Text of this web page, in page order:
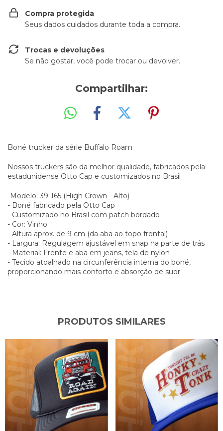
Compra protegida
Seus dados cuidados durante toda a compra.
Trocas e devoluções
Se não gostar, você pode trocar ou devolver.
Compartilhar:
Boné trucker da série Buffalo Roam
Nossos truckers são da melhor qualidade, fabricados pela
estadunidense Otto Cap e customizados no Brasil
-Modelo: 39-165 (High Crown - Alto)
- Boné fabricado pela Otto Cap
- Customizado no Brasil com patch bordado
- Cor: Vinho
- Altura aprox. de 9 cm (da aba ao topo frontal)
- Largura: Regulagem ajustável em snap na parte de trás
- Material: Frente e aba em jeans, tela de nylon
- Tecido atoalhado na circunferência interna do boné,
proporcionando mais conforto e absorção de suor
PRODUTOS SIMILARES